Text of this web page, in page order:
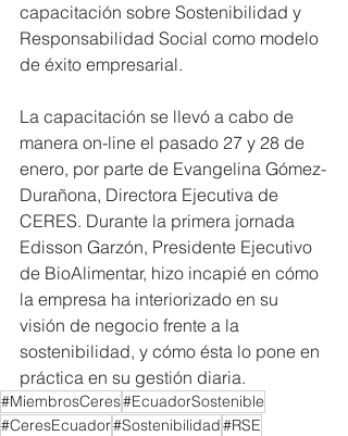
capacitación sobre Sostenibilidad y
Responsabilidad Social como modelo
de éxito empresarial.
La capacitación se llevó a cabo de
manera on-line el pasado 27 y 28 de
enero, por parte de Evangelina Gómez-
Durañona, Directora Ejecutiva de
CERES. Durante la primera jornada
Edisson Garzón, Presidente Ejecutivo
de BioAlimentar, hizo incapié en cómo
la empresa ha interiorizado en su
visión de negocio frente a la
sostenibilidad, y cómo ésta lo pone en
práctica en su gestión diaria.
#MiembrosCeres#EcuadorSostenible
#CeresEcuador#Sostenibilidad#RSE